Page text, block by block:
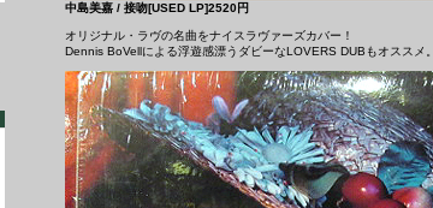
中島美嘉 / 接吻[USED LP]2520円
オリジナル・ラヴの名曲をナイスラヴァーズカバー！
Dennis BoVellによる浮遊感漂うダビーなLOVERS DUBもオススメ。